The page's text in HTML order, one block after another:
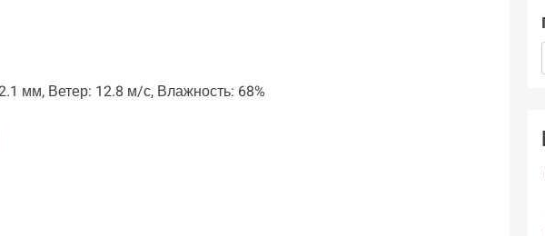
мм, Ветер: 12.8 м/с, Влажность: 68%